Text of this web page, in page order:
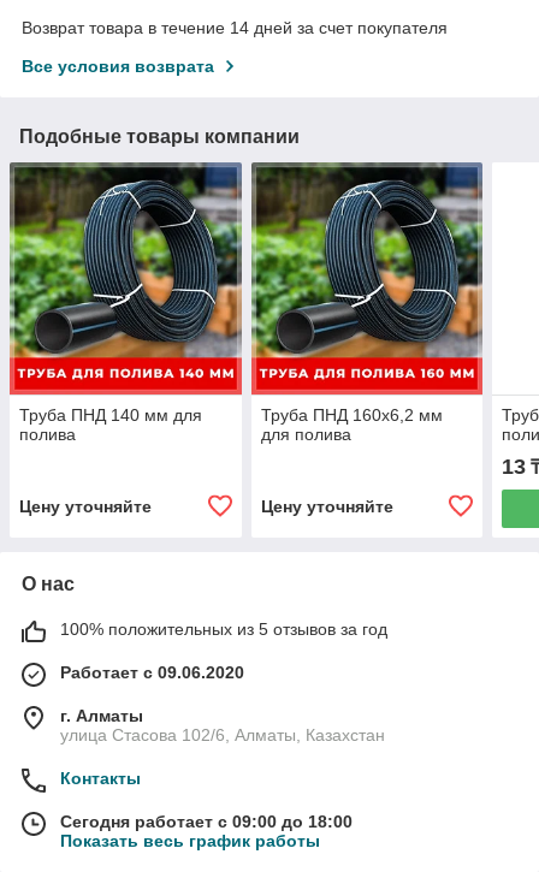
Возврат товара в течение 14 дней за счет покупателя
Все условия возврата
Подобные товары компании
Труба ПНД 140 мм для
полива
Цену уточняйте
Труба ПНД 160х6,2 мм
для полива
Цену уточняйте
13
О нас
100% положительных из 5 отзывов за год
Работает с 09.06.2020
г. Алматы
улица Стасова 102/6, Алматы, Казахстан
Контакты
Сегодня работает с 09:00 до 18:00
Показать весь график работы